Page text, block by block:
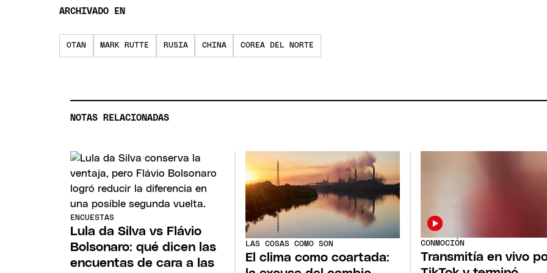
ARCHIVADO EN
OTAN MARK RUTTE RUSIA CHINA COREA DEL NORTE
NOTAS RELACIONADAS
ENCUESTAS
Lula da Silva vs Flávio
Bolsonaro: qué dicen las
encuentas de cara a las
LAS COSAS COMO SON
El clima como coartada:
CONMOCIÓN
Transmitía en vivo